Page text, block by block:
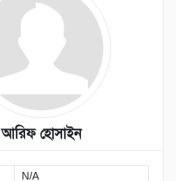
আরিফ হোসাইন
N/A